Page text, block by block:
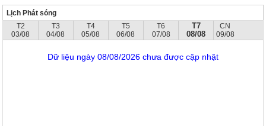
Lịch Phát sóng
T2
03/08
T3
04/08
T4
05/08
T5
06/08
T6
07/08
T7
08/08
CN
09/08
Dữ liệu ngày 08/08/2026 chưa được cập nhật